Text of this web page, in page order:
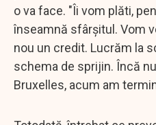
o va face. "Îi vom plăti,
înseamnă sfârşitul. Vom
nou un credit. Lucrăm la
schema de sprijin. Încă
Bruxelles, acum am